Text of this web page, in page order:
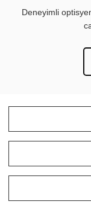
Deneyimli